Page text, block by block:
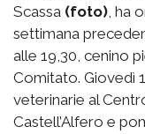
Scassa (foto), ha
settimana
alle 19,30, cenino
Comitato. Giovedì
veterinarie al
Castell’Alfero e